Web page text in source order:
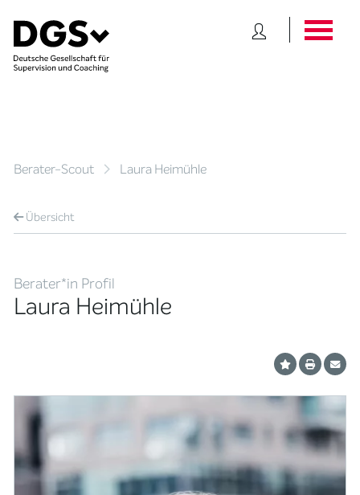
Berater-Scout Laura Heimühle
Übersicht
Berater*in Profil
Laura Heimühle